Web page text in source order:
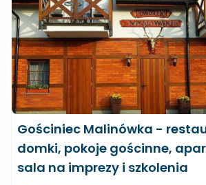
Gościniec Malinówka -
domki, pokoje gościnne,
sala na imprezy i szkolenia